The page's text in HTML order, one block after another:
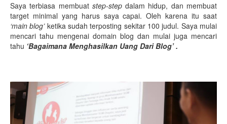
Saya terbiasa membuat step-stepdalam hidup, dan membuat
target minimal yang harus saya capai. Oleh karena itu saat
‘main blog’ketika sudah terposting sekitar 100 judul. Saya mulai
mencari tahu mengenai domain blog dan mulai juga mencari
tahu ‘Bagaimana Menghasilkan Uang Dari Blog’ .